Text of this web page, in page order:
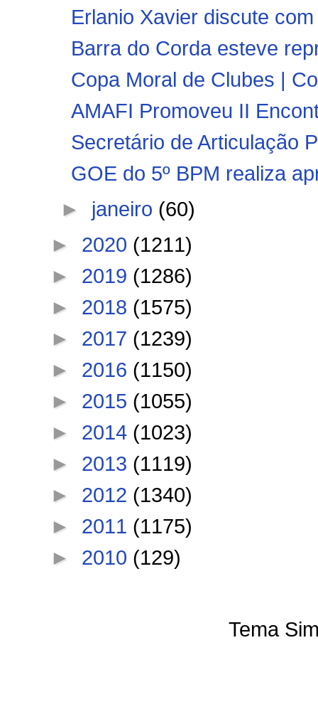
Erlanio Xavier discute
Barra do Corda esteve
Copa Moral de Clubes |
AMAFI Promoveu II
Secretário de Articulação
GOE do 5º BPM realiza
► janeiro (60)
► 2020 (1211)
► 2019 (1286)
► 2018 (1575)
► 2017 (1239)
► 2016 (1150)
► 2015 (1055)
► 2014 (1023)
► 2013 (1119)
► 2012 (1340)
► 2011 (1175)
► 2010 (129)
Tema